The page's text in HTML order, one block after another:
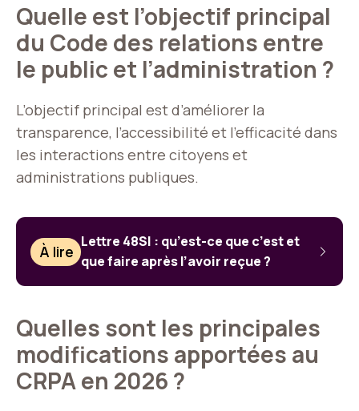
Quelle est l’objectif principal
du Code des relations entre
le public et l’administration ?
L’objectif principal est d’améliorer la
transparence, l’accessibilité et l’efficacité dans
les interactions entre citoyens et
administrations publiques.
À lire
Lettre 48SI : qu’est-ce que c’est et
que faire après l’avoir reçue ?
Quelles sont les principales
modifications apportées au
CRPA en 2026 ?